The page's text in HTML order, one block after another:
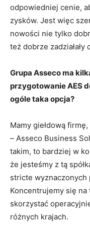
odpowiedniej cenie,
zysków. Jest więc
nowości nie tylko
też dobrze
Grupa Asseco ma
przygotowanie AES
ogóle taka opcja?
Mamy giełdową
– Asseco Business
takim, to bardziej w
że jesteśmy z tą
stricte wyznaczonych
Koncentrujemy się
skorzystać
różnych krajach.